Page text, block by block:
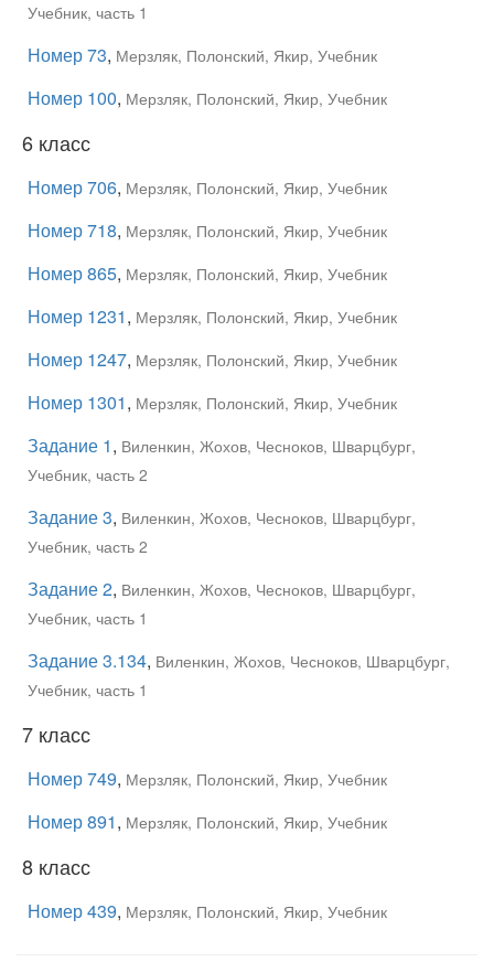
Учебник, часть 1
Номер 73, Мерзляк, Полонский, Якир, Учебник
Номер 100, Мерзляк, Полонский, Якир, Учебник
6 класс
Номер 706, Мерзляк, Полонский, Якир, Учебник
Номер 718, Мерзляк, Полонский, Якир, Учебник
Номер 865, Мерзляк, Полонский, Якир, Учебник
Номер 1231, Мерзляк, Полонский, Якир, Учебник
Номер 1247, Мерзляк, Полонский, Якир, Учебник
Номер 1301, Мерзляк, Полонский, Якир, Учебник
Задание 1, Виленкин, Жохов, Чесноков, Шварцбург,
Учебник, часть 2
Задание 3, Виленкин, Жохов, Чесноков, Шварцбург,
Учебник, часть 2
Задание 2, Виленкин, Жохов, Чесноков, Шварцбург,
Учебник, часть 1
Задание 3.134, Виленкин, Жохов, Чесноков, Шварцбург,
Учебник, часть 1
7 класс
Номер 749, Мерзляк, Полонский, Якир, Учебник
Номер 891, Мерзляк, Полонский, Якир, Учебник
8 класс
Номер 439, Мерзляк, Полонский, Якир, Учебник